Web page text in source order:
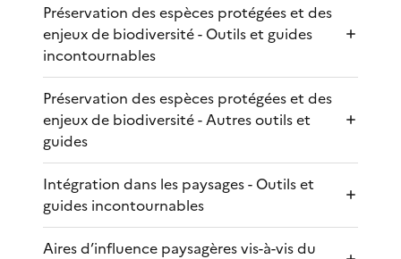
Préservation des espèces protégées et des
enjeux de biodiversité - Outils et guides
incontournables
Préservation des espèces protégées et des
enjeux de biodiversité - Autres outils et
guides
Intégration dans les paysages - Outils et
guides incontournables
Aires d’influence paysagères vis-à-vis du